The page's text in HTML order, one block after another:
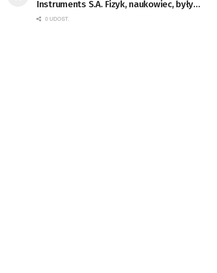
Instruments S.A. Fizyk, naukowiec, były
pracownik CERN w Genewie,
0 UDOST.